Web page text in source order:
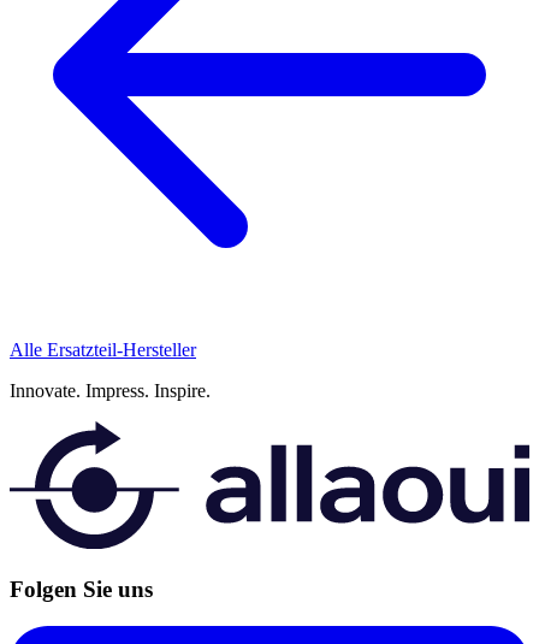
Alle Ersatzteil-Hersteller
Innovate. Impress. Inspire.
Folgen Sie uns